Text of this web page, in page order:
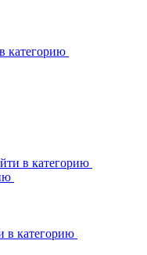
категорию
в категорию
в категорию